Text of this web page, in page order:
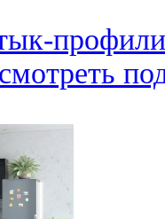
профили